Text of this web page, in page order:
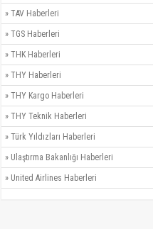
» TAV Haberleri
» TGS Haberleri
» THK Haberleri
» THY Haberleri
» THY Kargo Haberleri
» THY Teknik Haberleri
» Türk Yıldızları Haberleri
» Ulaştırma Bakanlığı Haberleri
» United Airlines Haberleri